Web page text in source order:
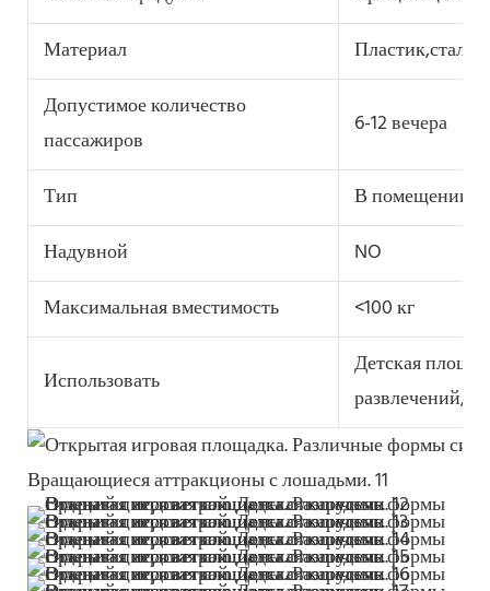
Материал
Пластик,сталь
Допустимое количество
пассажиров
6-12 вечера
Тип
В помещении,
Надувной
NO
Максимальная вместимость
<100 кг
Использовать
Детская